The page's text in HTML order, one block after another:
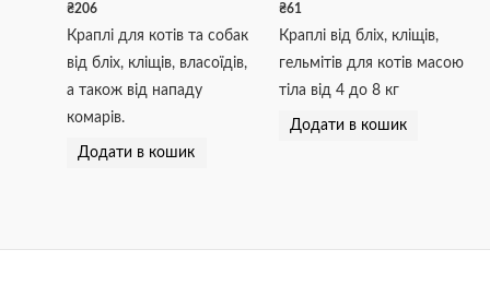
₴206
Краплі для котів та собак
від бліх, кліщів, власоїдів,
а також від нападу
комарів.
Додати в кошик
₴61
Краплі від бліх, кліщів,
гельмітів для котів масою
тіла від 4 до 8 кг
Додати в кошик